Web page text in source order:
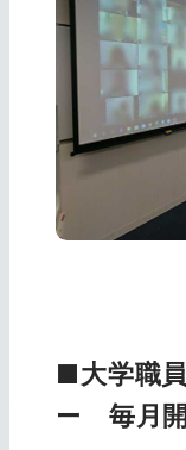
■大学職
ー 毎月